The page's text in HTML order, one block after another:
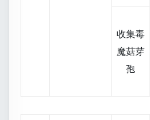
收集毒
魔菇芽
孢